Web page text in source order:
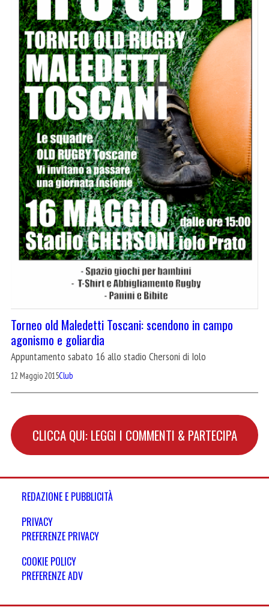
Torneo old Maledetti Toscani: scendono in campo
agonismo e goliardia
Appuntamento sabato 16 allo stadio Chersoni di Iolo
12 Maggio 2015Club
CLICCA QUI: LEGGI I COMMENTI & PARTECIPA
REDAZIONE E PUBBLICITÀ
PRIVACY
PREFERENZE PRIVACY
COOKIE POLICY
PREFERENZE ADV